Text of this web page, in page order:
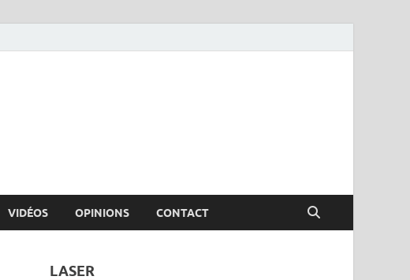
VIDÉOS OPINIONS CONTACT
LASER